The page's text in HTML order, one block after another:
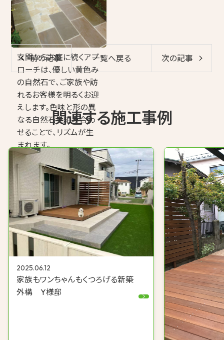
玄関からお庭に続くアプ
ローチは、優しい黄色み
の自然石で、ご家族や訪
れるお客様を明るくお迎
えします。色味と形の異
なる自然石を組み合わ
せることで、リズムが生
まれます。
前の記事 一覧へ戻る 次の記事
関連する施工事例
2025.06.12
家族もワンちゃんもくつろげる新築
外構 Y様邸